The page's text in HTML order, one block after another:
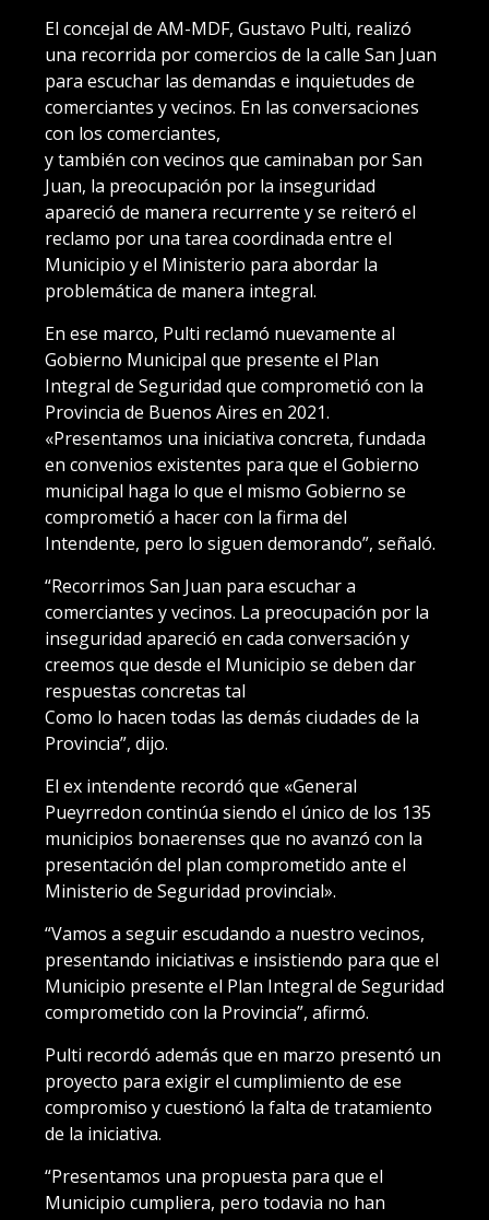
El concejal de AM-MDF, Gustavo Pulti, realizó
una recorrida por comercios de la calle San Juan
para escuchar las demandas e inquietudes de
comerciantes y vecinos. En las conversaciones
con los comerciantes,
y también con vecinos que caminaban por San
Juan, la preocupación por la inseguridad
apareció de manera recurrente y se reiteró el
reclamo por una tarea coordinada entre el
Municipio y el Ministerio para abordar la
problemática de manera integral.
En ese marco, Pulti reclamó nuevamente al
Gobierno Municipal que presente el Plan
Integral de Seguridad que comprometió con la
Provincia de Buenos Aires en 2021.
«Presentamos una iniciativa concreta, fundada
en convenios existentes para que el Gobierno
municipal haga lo que el mismo Gobierno se
comprometió a hacer con la firma del
Intendente, pero lo siguen demorando”, señaló.
“Recorrimos San Juan para escuchar a
comerciantes y vecinos. La preocupación por la
inseguridad apareció en cada conversación y
creemos que desde el Municipio se deben dar
respuestas concretas tal
Como lo hacen todas las demás ciudades de la
Provincia”, dijo.
El ex intendente recordó que «General
Pueyrredon continúa siendo el único de los 135
municipios bonaerenses que no avanzó con la
presentación del plan comprometido ante el
Ministerio de Seguridad provincial».
“Vamos a seguir escudando a nuestro vecinos,
presentando iniciativas e insistiendo para que el
Municipio presente el Plan Integral de Seguridad
comprometido con la Provincia”, afirmó.
Pulti recordó además que en marzo presentó un
proyecto para exigir el cumplimiento de ese
compromiso y cuestionó la falta de tratamiento
de la iniciativa.
“Presentamos una propuesta para que el
Municipio cumpliera, pero todavia no han